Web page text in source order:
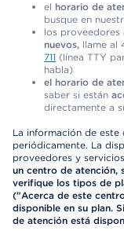
el horario de
busque en
los proveedores
nuevos, llame al
711 (línea TTY
habla)
el horario de
saber si están
directamente a
La información de
periódicamente. La
proveedores y
un centro de atención,
verifique los tipos de
("Acerca de este
disponible en su plan.
de atención está